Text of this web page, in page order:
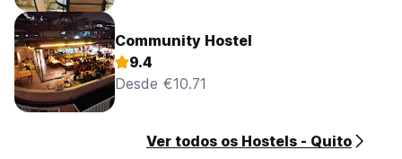
Community Hostel
9.4
Desde €10.71
Ver todos os Hostels - Quito